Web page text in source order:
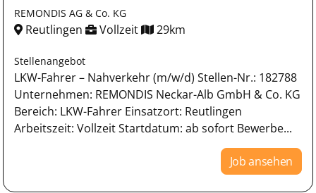
REMONDIS AG & Co. KG
Reutlingen Vollzeit 29km
Stellenangebot
LKW-Fahrer – Nahverkehr (m/w/d) Stellen-Nr.: 182788
Unternehmen: REMONDIS Neckar-Alb GmbH & Co. KG
Bereich: LKW-Fahrer Einsatzort: Reutlingen
Arbeitszeit: Vollzeit Startdatum: ab sofort Bewerbe...
Job ansehen